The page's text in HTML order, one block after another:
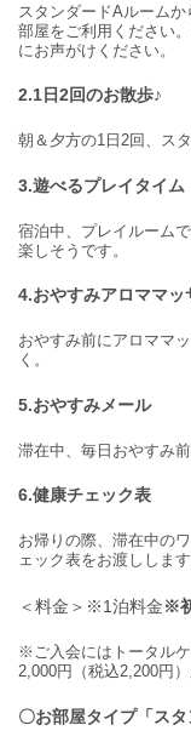
スタンダードAルーム
部屋をご利用ください。
にお声がけください。
2.1日2回のお散歩♪
朝＆夕方の1日2回、ス
3.遊べるプレイタイム
宿泊中、プレイルーム
楽しそうです。
4.おやすみアロママッ
おやすみ前にアロママ
く。
5.おやすみメール
滞在中、毎日おやすみ
6.健康チェック表
お帰りの際、滞在中の
ェック表をお渡しします
＜料金＞※1泊料金※
※ご入会にはトータル
2,000円（税込2,200円
〇お部屋タイプ「スタ